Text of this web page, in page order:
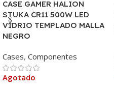
CASE GAMER HALION
STUKA CR11 500W LED
VIDRIO TEMPLADO MALLA
NEGRO
Cases, Componentes
Agotado